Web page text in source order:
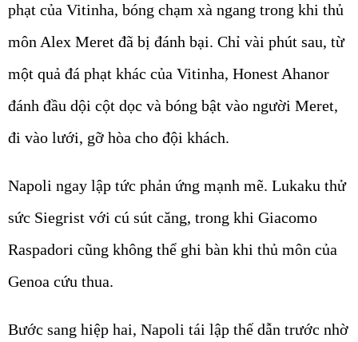
phạt của Vitinha, bóng chạm xà ngang trong khi thủ
môn Alex Meret đã bị đánh bại. Chỉ vài phút sau, từ
một quả đá phạt khác của Vitinha, Honest Ahanor
đánh đầu dội cột dọc và bóng bật vào người Meret,
đi vào lưới, gỡ hòa cho đội khách.
Napoli ngay lập tức phản ứng mạnh mẽ. Lukaku thử
sức Siegrist với cú sút căng, trong khi Giacomo
Raspadori cũng không thể ghi bàn khi thủ môn của
Genoa cứu thua.
Bước sang hiệp hai, Napoli tái lập thế dẫn trước nhờ